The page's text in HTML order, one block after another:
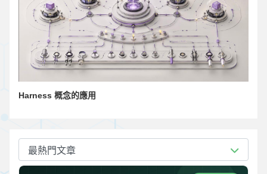
Harness 概念的應用
最熱門文章